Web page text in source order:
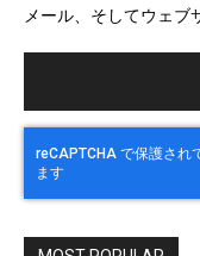
メール、そしてウェブ